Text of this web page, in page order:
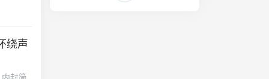
不仅
罪证
贯穿
场面影
张。
介故
史。主
愫。
的未
绕声
封简